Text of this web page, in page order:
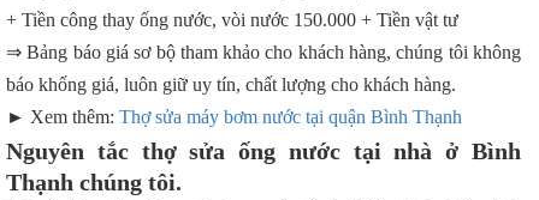
+ Tiền công thay ống nước, vòi nước 150.000 + Tiền vật tư
⇒ Bảng báo giá sơ bộ tham khảo cho khách hàng, chúng tôi không
báo khống giá, luôn giữ uy tín, chất lượng cho khách hàng.
► Xem thêm: Thợ sửa máy bơm nước tại quận Bình Thạnh
Nguyên tắc thợ sửa ống nước tại nhà ở Bình
Thạnh chúng tôi.